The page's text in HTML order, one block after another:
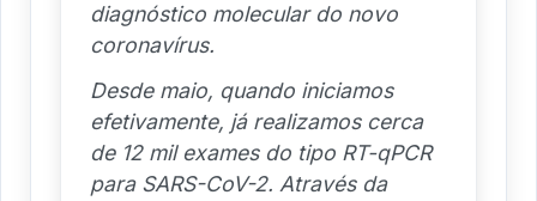
diagnóstico molecular do novo
coronavírus.
Desde maio, quando iniciamos
efetivamente, já realizamos cerca
de 12 mil exames do tipo RT-qPCR
para SARS-CoV-2. Através da